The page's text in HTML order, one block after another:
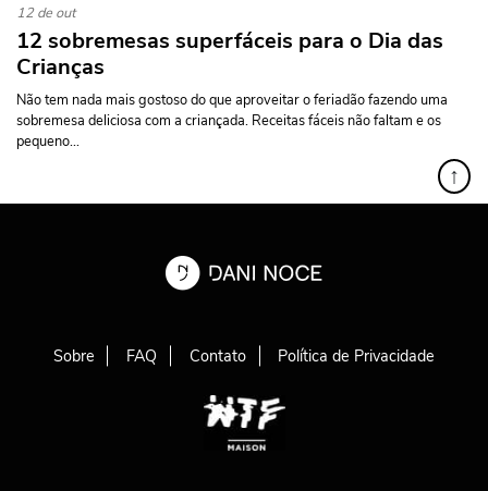
12 de out
12 sobremesas superfáceis para o Dia das
Crianças
Não tem nada mais gostoso do que aproveitar o feriadão fazendo uma
sobremesa deliciosa com a criançada. Receitas fáceis não faltam e os
pequeno...
↑
Sobre FAQ Contato Política de Privacidade